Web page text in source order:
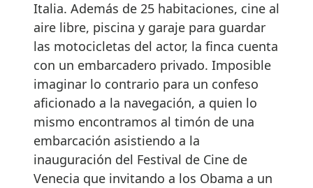
Italia. Además de 25 habitaciones, cine al
aire libre, piscina y garaje para guardar
las motocicletas del actor, la finca cuenta
con un embarcadero privado. Imposible
imaginar lo contrario para un confeso
aficionado a la navegación, a quien lo
mismo encontramos al timón de una
embarcación asistiendo a la
inauguración del Festival de Cine de
Venecia que invitando a los Obama a un